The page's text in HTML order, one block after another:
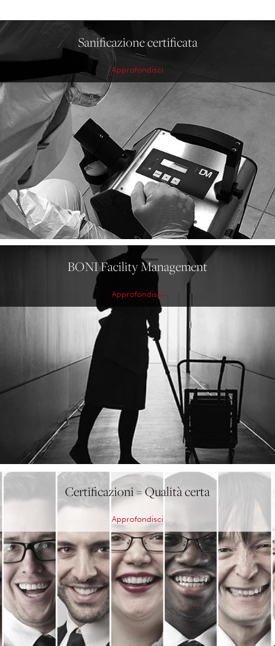
Sanificazione certificata
Approfondisci
BONI Facility Management
Approfondisci
Certificazioni = Qualità certa
Approfondisci